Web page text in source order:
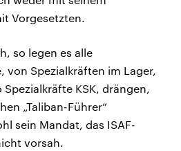
Vorgesetzten.
so legen es alle
von Spezialkräften im Lager,
KSK, drängen,
„Taliban-Führer“
sein Mandat, das ISAF-
vorsah.